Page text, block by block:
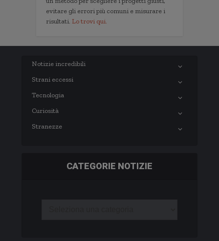
evitare gli errori più comuni e misurare i
risultati. Lo trovi qui.
Notizie incredibili
Strani eccessi
Tecnologia
Curiosità
Stranezze
CATEGORIE NOTIZIE